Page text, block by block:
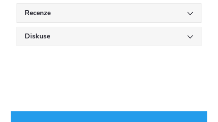
Recenze
Diskuse